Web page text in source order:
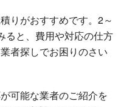
りがおすすめです。2～
ると、費用や対応の仕方
者探しでお困りのさい
可能な業者のご紹介を